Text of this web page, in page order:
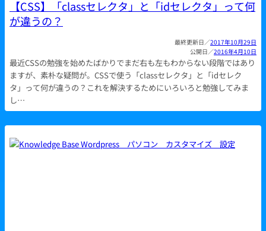
【CSS】「classセレクタ」と「idセレクタ」って何
が違うの？
2017年10月29日
2016年4月10日
最近CSSの勉強を始めたばかりでまだ右も左もわからない段階ではあり
ますが、素朴な疑問が。CSSで使う「classセレクタ」と「idセレク
タ」って何が違うの？これを解決するためにいろいろと勉強してみま
し…